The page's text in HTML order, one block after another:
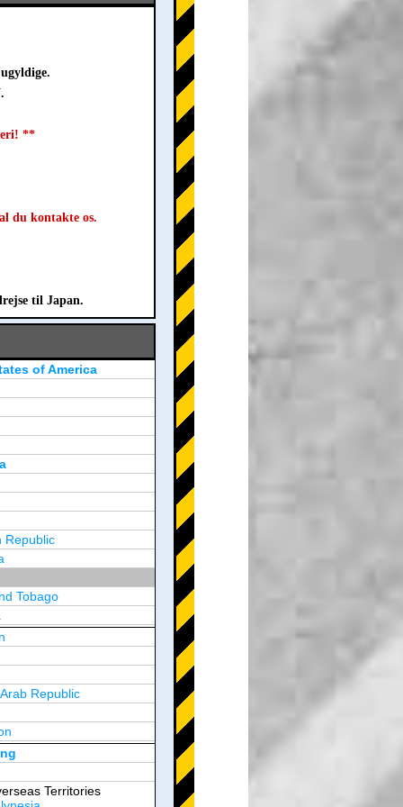
**
du kontakte os.
til Japan.
of America
Republic
Tobago
Republic
Arab Emirates
Territories